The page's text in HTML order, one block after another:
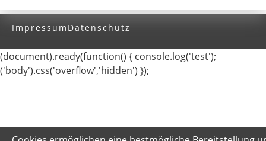
Impressum Datenschutz
(document).ready(function() { console.log('test');
('body').css('overflow','hidden') });